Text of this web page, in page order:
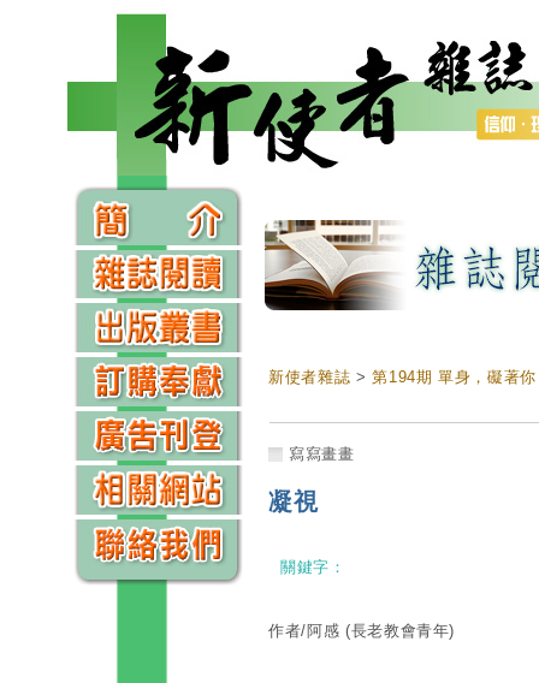
新使者雜誌 >第194期 單身，礙著
寫寫畫畫
凝視
關鍵字：
作者/阿感 (長老教會青年)